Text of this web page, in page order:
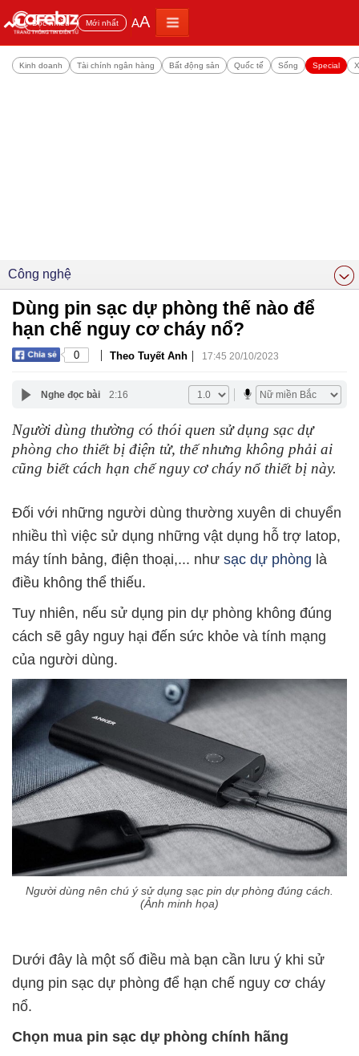
Đọc nhiều Mới nhất AA
Kinh doanh Tài chính ngân hàng Bất động sản Quốc tế Sống Special
Công nghệ
Dùng pin sạc dự phòng thế nào để
hạn chế nguy cơ cháy nổ?
0 | Theo Tuyết Anh | 17:45 20/10/2023
Nghe đọc bài 2:16
Người dùng thường có thói quen sử dụng sạc dự
phòng cho thiết bị điện tử, thế nhưng không phải ai
cũng biết cách hạn chế nguy cơ cháy nổ thiết bị này.
Đối với những người dùng thường xuyên di chuyển
nhiều thì việc sử dụng những vật dụng hỗ trợ latop,
máy tính bảng, điện thoại,... như sạc dự phòng là
điều không thể thiếu.
Tuy nhiên, nếu sử dụng pin dự phòng không đúng
cách sẽ gây nguy hại đến sức khỏe và tính mạng
của người dùng.
Người dùng nên chú ý sử dụng sạc pin dự phòng đúng cách.
(Ảnh minh họa)
Dưới đây là một số điều mà bạn cần lưu ý khi sử
dụng pin sạc dự phòng để hạn chế nguy cơ cháy
nổ.
Chọn mua pin sạc dự phòng chính hãng